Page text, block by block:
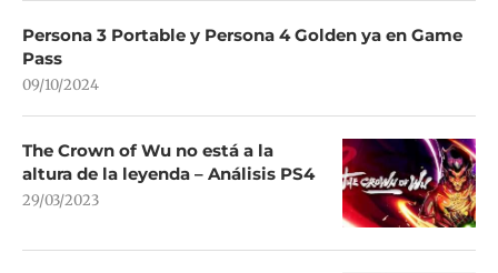
Persona 3 Portable y Persona 4 Golden ya en Game
Pass
09/10/2024
The Crown of Wu no está a la
altura de la leyenda – Análisis PS4
29/03/2023